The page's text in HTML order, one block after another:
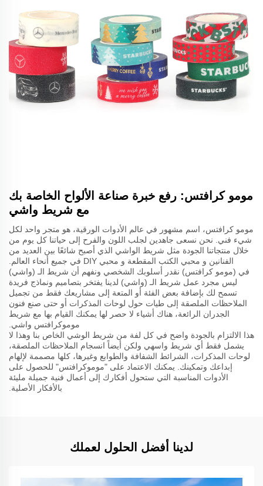
مومو كرافتس: رفع خبرة صناعة الألواح الخاصة بك
مع شريط واشي
مومو كرافتس، اسم مشهور في عالم الأدوات الورقية، هو متجر واحد لكل
شيء فني. نحن نسعى جاهدين لجلب اللون والفرح إلى حياتنا كل يوم من
خلال منتجاتنا الجودة مثل شريط الواشي الذي أصبح شائعًا بين العديد من
الفنانين و محبي الكتب المقطعة و محبي DIY في جميع أنحاء العالم.
في (مومو كرافتس) نقدر أسلوبك الشخصي ونفهم أن شريط الـ (واشي)
ليس مجرد عمل شريط الـ (واشي) لدينا يفتخر بتصاميم ونماذج فريدة
تسمح لك بإضافة بعض الفئة أو المتعة إلى مشاريعك فقط من تجميل
الملاحظات الملصقة إلى طيات حول لوحات المذكرات أو حتى صنع فنون
الجدران الرائعة، هناك أشياء لا حصر لها يمكنك القيام بها مع شريط
موموكرافتس واشي.
هذا الالتزام بالجودة واضح في كل لفة من شريط الوشي الخاص بنا وهذا لا
يشمل فقط أي شريط واسهي ولكن أيضاً انسجام الملاحظات الملصقة،
لوحات المذكرات، الشرائط الشفافة والطوابع وغيرها، كلها مصممة لإلهام
إبداعك وتمكينك. يمكنك الاعتماد على "موموكرافتس" للحصول على
الأدوات المناسبة التي ستحول أفكارك إلى أعمال فنية جميلة مليئة
بالأفكار الأصلية.
لدينا أفضل الحلول لعملك